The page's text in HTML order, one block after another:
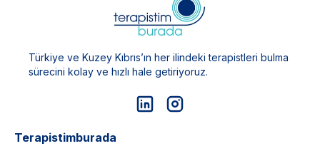
Türkiye ve Kuzey Kıbrıs’ın her ilindeki terapistleri bulma
sürecini kolay ve hızlı hale getiriyoruz.
Terapistimburada